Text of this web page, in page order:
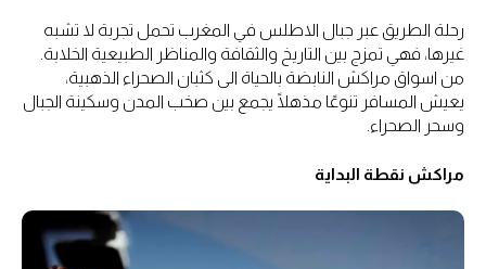
رحلة الطريق عبر جبال الاطلس في المغرب تحمل تجربة لا تشبه
غيرها، فهي تمزج بين التاريخ والثقافة والمناظر الطبيعية الخلابة.
من اسواق مراكش النابضة بالحياة الى كثبان الصحراء الذهبية،
يعيش المسافر تنوعًا مذهلًا يجمع بين صخب المدن وسكينة الجبال
وسحر الصحراء.
مراكش نقطة البداية